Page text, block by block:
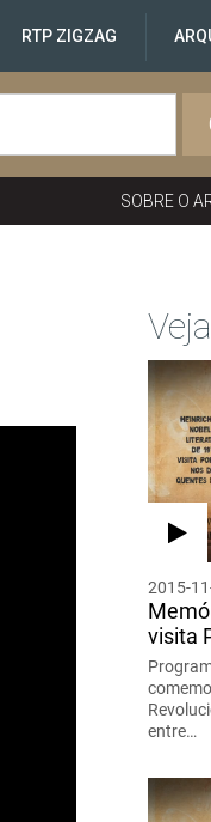
RTP ZIGZAG
SOBRE O
2015-
visita
entre…